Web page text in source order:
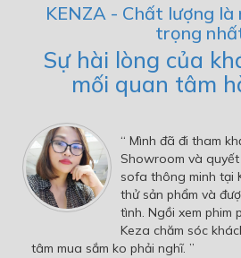
KENZA - Chất lượng là
trọng
Sự hài lòng của
mối quan tâm
“ Mình đã đi tham
Showroom và
sofa thông minh tại
thử sản phẩm và
tình. Ngồi xem phim
Keza chăm sóc
tâm mua sắm ko phải nghĩ. ”